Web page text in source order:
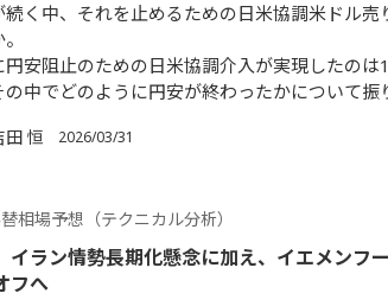
続く中、それを止めるための日米協調米ドル売
円安阻止のための日米協調介入が実現したの
の中でどのように円安が終わったかについて振
田 恒 2026/03/31
相場予想（テクニカル分析）
イラン情勢長期化懸念に加え、イエメンフ
フへ